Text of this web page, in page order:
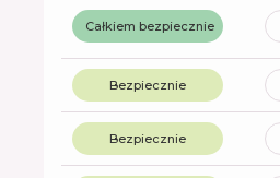
Całkiem bezpiecznie
Bezpiecznie
Bezpiecznie